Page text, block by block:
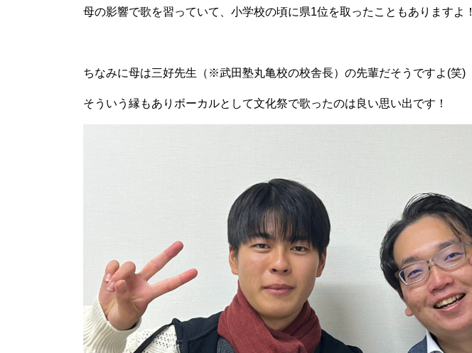
母の影響で歌を習っていて、小学校の頃に県1位を取ったこともありますよ！
ちなみに母は三好先生（※武田塾丸亀校の校舎長）の先輩だそうですよ(笑)
そういう縁もありボーカルとして文化祭で歌ったのは良い思い出です！